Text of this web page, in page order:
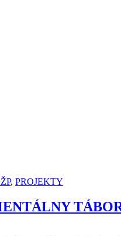
, PROJEKTY